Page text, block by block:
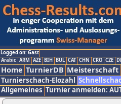
Logged on: Gast
Arabic ARM AZE BIH BUL CAT CHN CRO CZE
Home TurnierDB Meisterschaft
Turnierschach-Elozahl
Allgemeines Turnier anmelden: